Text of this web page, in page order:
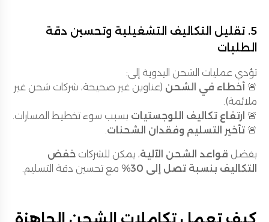
5. تقليل التكاليف التشغيلية وتحسين دقة
الطلبات
تؤدي عمليات الشحن اليدوية إلى:
🚨 أخطاء في الشحن (عناوين غير صحيحة، شركات شحن غير
ملائمة).
🚨 ارتفاع تكاليف اللوجستيات بسبب سوء تخطيط المسارات.
🚨 تأخير التسليم وفقدان الشحنات
بفضل قواعد الشحن الآلية، يمكن للشركات خفض
التكاليف بنسبة تصل إلى 30%
مع تحسين دقة التسليم.
كيف تعمل تكاملات الشحن الجاهزة